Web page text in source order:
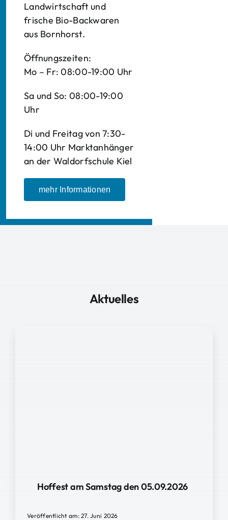
Landwirtschaft und
frische Bio-Backwaren
aus Bornhorst.
Öffnungszeiten:
Mo – Fr: 08:00-19:00 Uhr
Sa und So: 08:00-19:00
Uhr
Di und Freitag von 7:30-
14:00 Uhr Marktanhänger
an der Waldorfschule Kiel
mehr Informationen
Aktuelles
Hoffest am Samstag den 05.09.2026
Veröffentlicht am: 27. Juni 2026